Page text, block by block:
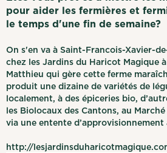
pour aider les fermières et
le temps d'une fin de semaine?
On s'en va à Saint-Francois-Xavier-
chez les Jardins du Haricot Magique
Matthieu qui gère cette ferme
produit une dizaine de variétés de
localement, à des épiceries bio,
les Biolocaux des Cantons, au
via une entente d’approvisionnement
http://